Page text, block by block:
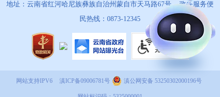
地址：云南省红河哈尼族彝族自治州蒙自市天马路67号 政务服务便
民热线：0873-12345
网站支持IPV6 滇ICP备09006781号 滇公网安备 53250302000196号